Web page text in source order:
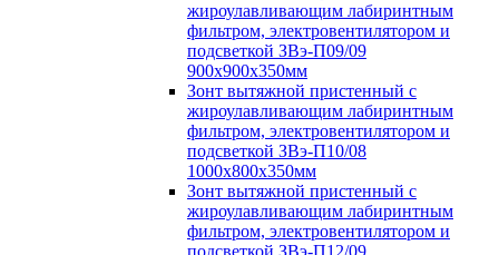
жироулавливающим лабиринтным
фильтром, электровентилятором и
подсветкой ЗВэ-П09/09
900х900х350мм
Зонт вытяжной пристенный с
жироулавливающим лабиринтным
фильтром, электровентилятором и
подсветкой ЗВэ-П10/08
1000х800х350мм
Зонт вытяжной пристенный с
жироулавливающим лабиринтным
фильтром, электровентилятором и
подсветкой ЗВэ-П12/09